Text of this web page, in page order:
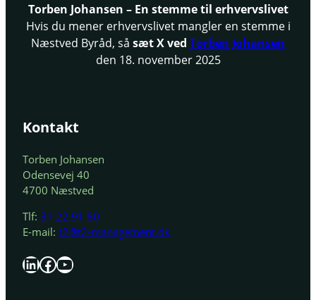
Torben Johansen – En stemme til erhvervslivet
Hvis du mener erhvervslivet mangler en stemme i
Næstved Byråd, så sæt X ved Torben Johansen
den 18. november 2025
Kontakt
Torben Johansen
Odensevej 40
4700 Næstved
Tlf: 31 22 91 80
E-mail: t2@t2-management.dk
LinkedIn Facebook YouTube